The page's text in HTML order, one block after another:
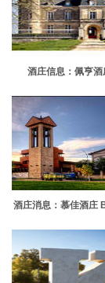
酒庄信息：佩亨
酒庄消息：慕佳酒庄